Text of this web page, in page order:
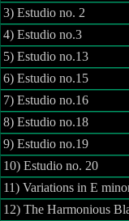
3)Estudio no. 2
4)Estudio no.3
5)Estudio no.13
6)Estudio no.15
7)Estudio no.16
8)Estudio no.18
9)Estudio no.19
10)Estudio no. 20
11) Variations in E
12) The Harmonious